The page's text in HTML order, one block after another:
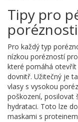
Tipy pro
poréznosti
Pro každý typ
nízkou porézností
které pomáhá
dovnitř. Užitečný je
vlasy s vysokou
poškození, posilovat
hydrataci. Toto lze
maskami s